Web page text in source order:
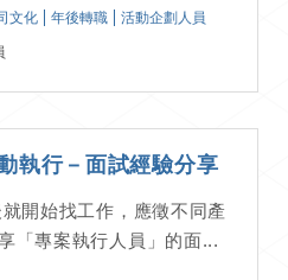
文化 年後轉職 活動企劃人員
執行－面試經驗分享
開始找工作，應徵不同產
「專案執行人員」的面...